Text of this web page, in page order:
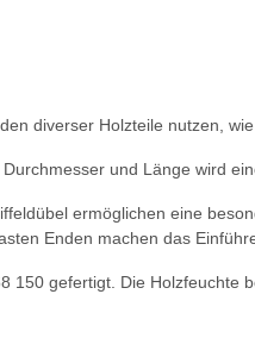
diverser Holzteile nutzen,
und Länge wird
ermöglichen eine
Enden machen das
150 gefertigt. Die